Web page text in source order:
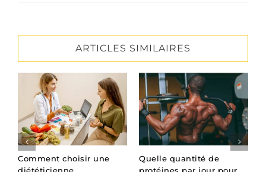
ARTICLES SIMILAIRES
Comment choisir une
Quelle quantité de